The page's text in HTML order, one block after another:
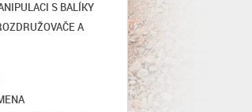
S BALÍKY
A